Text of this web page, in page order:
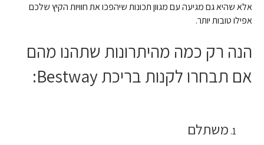
אלא שהיא גם מגיעה עם מגוון תכונות שיהפכו את חוויות הקיץ שלכם
אפילו טובות יותר.
הנה רק כמה מהיתרונות שתהנו מהם
אם תבחרו לקנות בריכת Bestway:
משתלם